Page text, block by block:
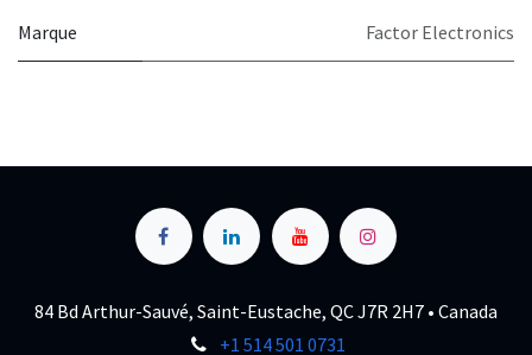
Marque Factor Electronics
84 Bd Arthur-Sauvé, Saint-Eustache, QC J7R 2H7 • Canada
+1 514 501 0731